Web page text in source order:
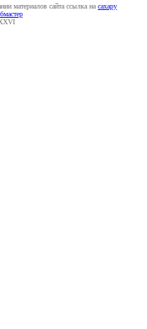
материалов сайта ссылка на caxapу